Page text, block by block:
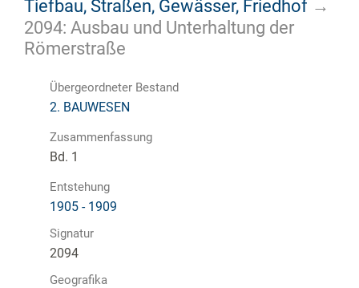
Tiefbau, Straßen, Gewässer, Friedhof →
2094: Ausbau und Unterhaltung der
Römerstraße
Übergeordneter Bestand
2. BAUWESEN
Zusammenfassung
Bd. 1
Entstehung
1905 - 1909
Signatur
2094
Geografika